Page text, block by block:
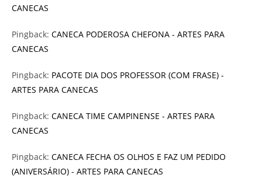
CANECAS
Pingback: CANECA PODEROSA CHEFONA - ARTES PARA
CANECAS
Pingback: PACOTE DIA DOS PROFESSOR (COM FRASE) -
ARTES PARA CANECAS
Pingback: CANECA TIME CAMPINENSE - ARTES PARA
CANECAS
Pingback: CANECA FECHA OS OLHOS E FAZ UM PEDIDO
(ANIVERSÁRIO) - ARTES PARA CANECAS